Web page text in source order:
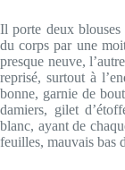
Il porte deux blouses
du corps par une
presque neuve,
reprisé, surtout à
bonne, garnie de
damiers, gilet
blanc, ayant de
feuilles, mauvais bas